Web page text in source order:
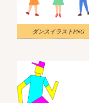
ダンスイラストPNG